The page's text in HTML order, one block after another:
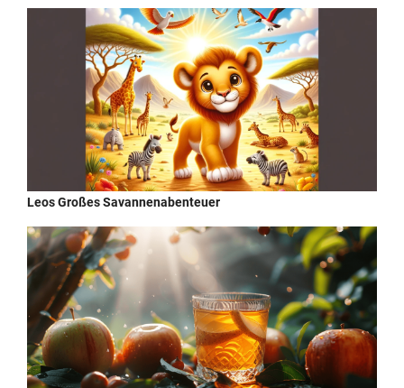
Leos Großes Savannenabenteuer